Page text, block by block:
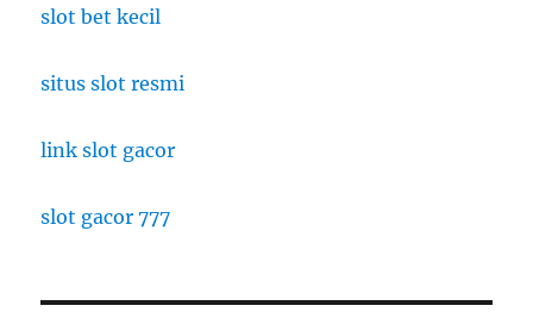
slot bet kecil
situs slot resmi
link slot gacor
slot gacor 777